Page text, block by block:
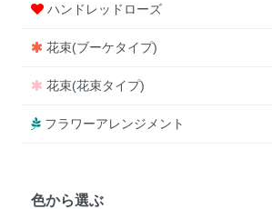
ハンドレッドローズ
花束(ブーケタイプ)
花束(花束タイプ)
フラワーアレンジメント
色から選ぶ